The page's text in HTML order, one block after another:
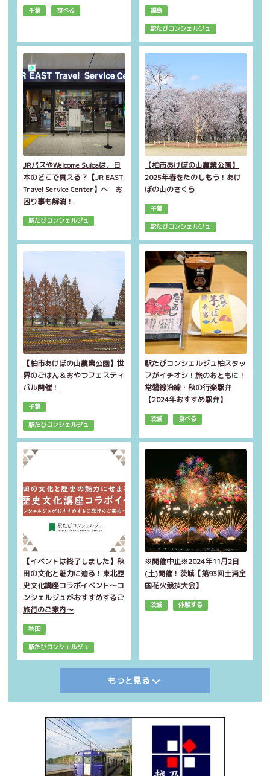
千葉 食べる 福島
駅たびコンシェルジュ
JRパスやWelcome Suicaは、日
本のどこで買える？【JR EAST
Travel Service Center】へ お
困り事も解消！
駅たびコンシェルジュ
【柏市あけぼの山農業公園】
2025年春をたのしもう！あけ
ぼの山のさくら
千葉
駅たびコンシェルジュ
【柏市あけぼの山農業公園】世
界のごはん＆おやつフェスティ
バル開催！
千葉
駅たびコンシェルジュ
駅たびコンシェルジュ柏スタッ
フがイチオシ！旅のおともに！
常磐線沿線・秋の行楽駅弁
【2024年おすすめ駅弁】
茨城 食べる
【イベントは終了しました】秋
田の文化と魅力に迫る！東北歴
史文化講座コラボイベント～コ
ンシェルジュがおすすめするご
旅行のご案内～
秋田
駅たびコンシェルジュ
※開催中止※2024年11月2日
(土)開催！茨城【第93回土浦全
国花火競技大会】
茨城 体験する
もっと見る